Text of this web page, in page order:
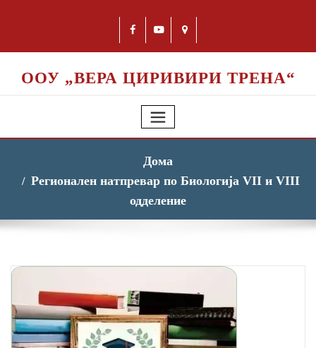
ООУ „ВЕРА ЦИРИВИРИ ТРЕНА“
Дома
Регионален натпревар по Биологија VII и VIII
одделение